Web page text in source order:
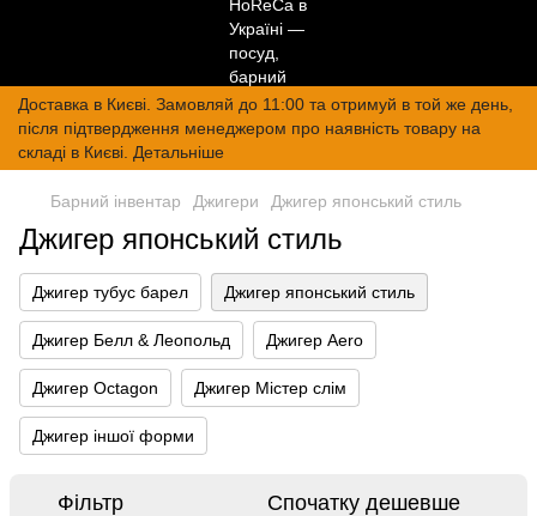
Доставка в Києві. Замовляй до 11:00 та отримуй в той же день,
після підтвердження менеджером про наявність товару на
складі в Києві. Детальніше
Барний інвентар Джигери Джигер японський стиль
Джигер японський стиль
Джигер тубус барел Джигер японський стиль
Джигер Белл & Леопольд Джигер Aero
Джигер Octagon Джигер Містер слім
Джигер іншої форми
Фільтр Спочатку дешевше